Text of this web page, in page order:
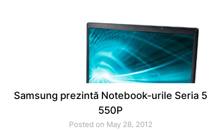
Samsung prezintă Notebook-urile Seria 5
550P
Posted on May 28, 2012